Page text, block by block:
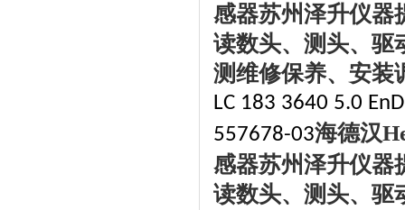
感器苏州泽升仪器
读数头、测头、驱
测维修保养、安装
LC 183 3640 5.0
557678-03海德汉
感器苏州泽升仪器
读数头、测头、驱